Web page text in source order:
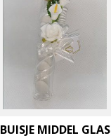
BUISJE MIDDEL GLAS